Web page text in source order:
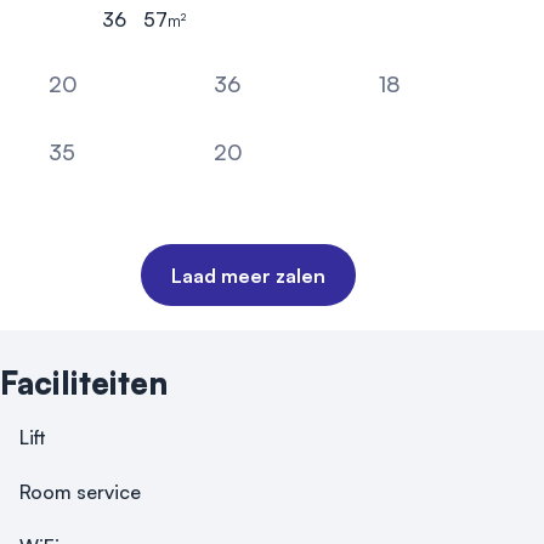
Hoogste aantal personen
36
Oppervlakte
57m²
20 Cabaret
36 School18
Theater35 U-vorm20
Laad meer zalen
Faciliteiten
Lift
Room service